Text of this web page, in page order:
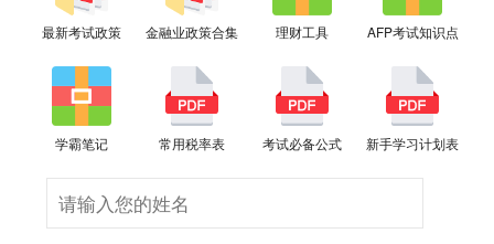
最新考试政策 金融业政策合集 理财工具 AFP考试知识点
学霸笔记 常用税率表 考试必备公式 新手学习计划表